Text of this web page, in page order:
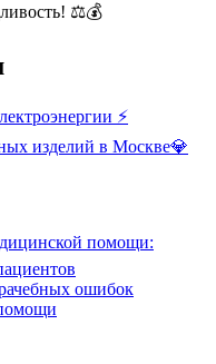
⚖️💰
⚡
изделий в Москве💎
помощи:
ошибок